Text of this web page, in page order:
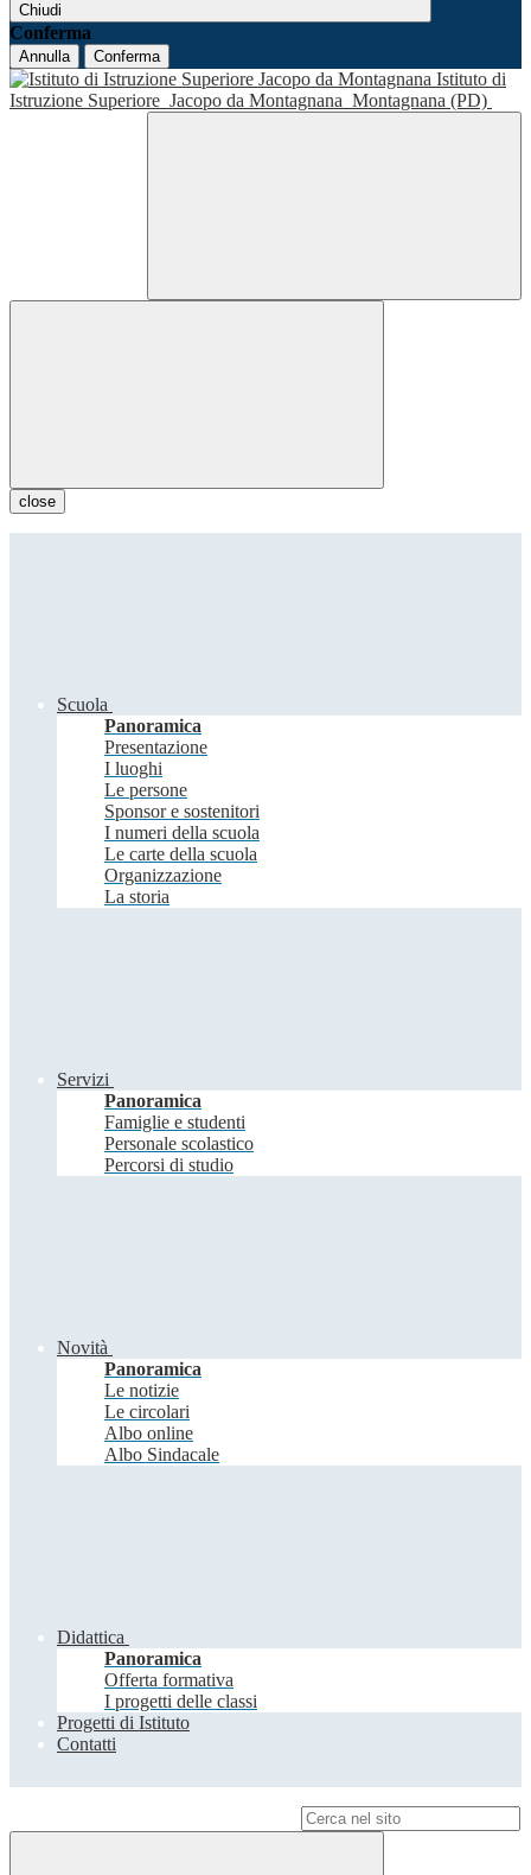
Chiudi
Conferma
Annulla Conferma
Istituto di
Istruzione Superiore Jacopo da Montagnana Montagnana (PD)
close
Scuola
Panoramica
Presentazione
I luoghi
Le persone
Sponsor e sostenitori
I numeri della scuola
Le carte della scuola
Organizzazione
La storia
Servizi
Panoramica
Famiglie e studenti
Personale scolastico
Percorsi di studio
Novità
Panoramica
Le notizie
Le circolari
Albo online
Albo Sindacale
Didattica
Panoramica
Offerta formativa
I progetti delle classi
Progetti di Istituto
Contatti